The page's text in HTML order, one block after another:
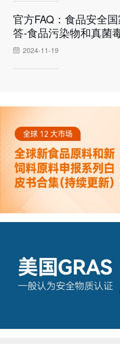
官方FAQ：食品安全
答-食品污染物和真菌
2024-11-19